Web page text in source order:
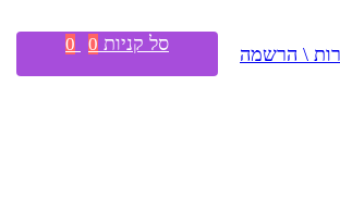
\ הרשמה סל קניות 0
0